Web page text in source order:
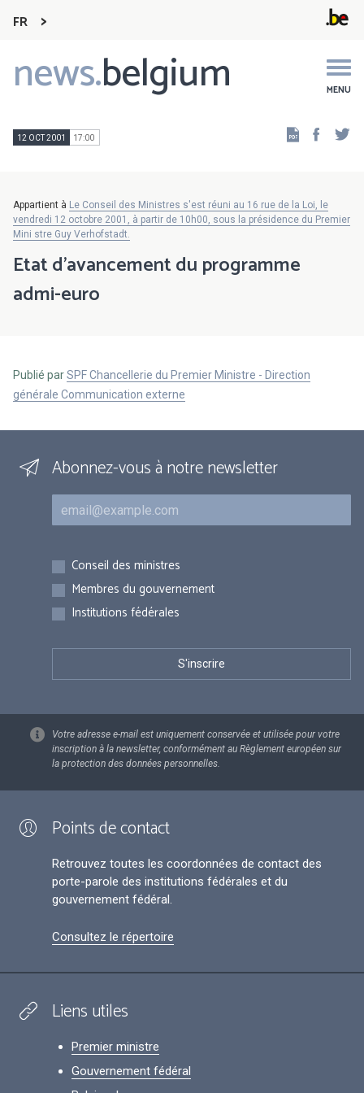
FR
news.belgium MENU
Main
navigation
12 OCT 2001 17:00
Appartient à Le Conseil des Ministres s'est réuni au 16 rue de la Loi, le
vendredi 12 octobre 2001, à partir de 10h00, sous la présidence du Premier
Mini stre Guy Verhofstadt.
Etat d'avancement du programme
admi-euro
Publié parSPF Chancellerie du Premier Ministre - Direction
générale Communication externe
Abonnez-vous à notre newsletter
Courriel
Inscriptions
Conseil des ministres
Membres du gouvernement
Institutions fédérales
Votre adresse e-mail est uniquement conservée et utilisée pour votre
inscription à la newsletter, conformément au Règlement européen sur
la protection des données personnelles.
Points de contact
Retrouvez toutes les coordonnées de contact des
porte-parole des institutions fédérales et du
gouvernement fédéral.
Consultez le répertoire
Liens utiles
Premier ministre
Gouvernement fédéral